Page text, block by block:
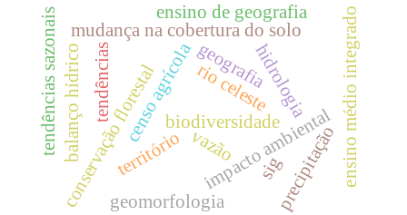
conservação florestal impacto ambiental
censo agrícolabiodiversidade
mudança na cobertura do solo
rio celeste
tendências
precipitação
vazão
balanço hídrico
geomorfologia
hidrologia
tendências sazonais território
ensino de geografia ensino médio integrado
geografia
sig